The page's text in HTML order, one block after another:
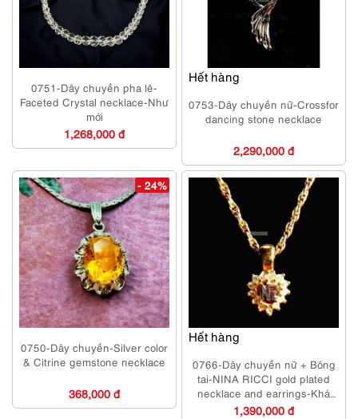
0751-Dây chuyền pha lê-
Faceted Crystal necklace-Như
mới
1,268,000 đ
Hết hàng
0753-Dây chuyền nữ-Crossfor
dancing stone necklace
2,290,000 đ
- 24%
0750-Dây chuyền-Silver color
& Citrine gemstone necklace
368,000 đ
Hết hàng
0766-Dây chuyền nữ + Bông
tai-NINA RICCI gold plated
necklace and earrings-Khá
mới
1,390,000 đ